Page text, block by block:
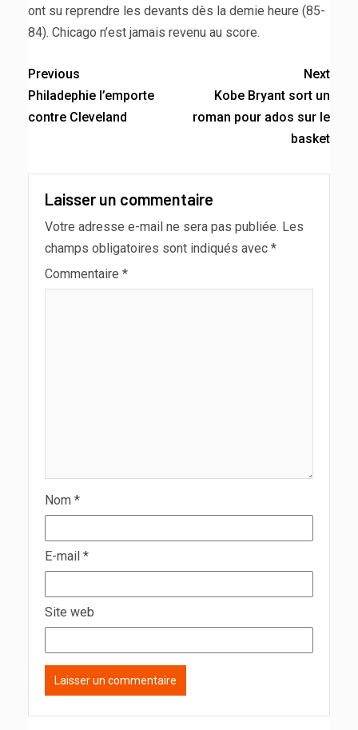
ont su reprendre les devants dès la demie heure (85-
84). Chicago n’est jamais revenu au score.
Previous
Philadephie l’emporte
contre Cleveland
Next
Kobe Bryant sort un
roman pour ados sur le
basket
Laisser un commentaire
Votre adresse e-mail ne sera pas publiée. Les
champs obligatoires sont indiqués avec *
Commentaire *
Nom *
E-mail *
Site web